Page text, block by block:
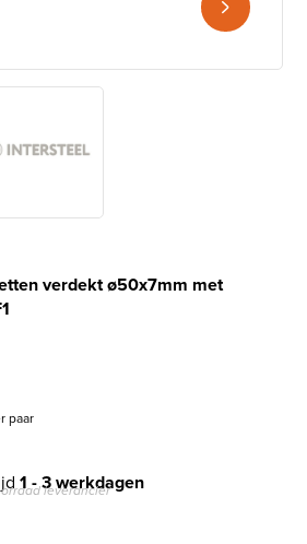
verdekt ø50x7mm met
prijs was: €
prijs is: € 7,65.
paar
1 - 3 werkdagen
leverancier